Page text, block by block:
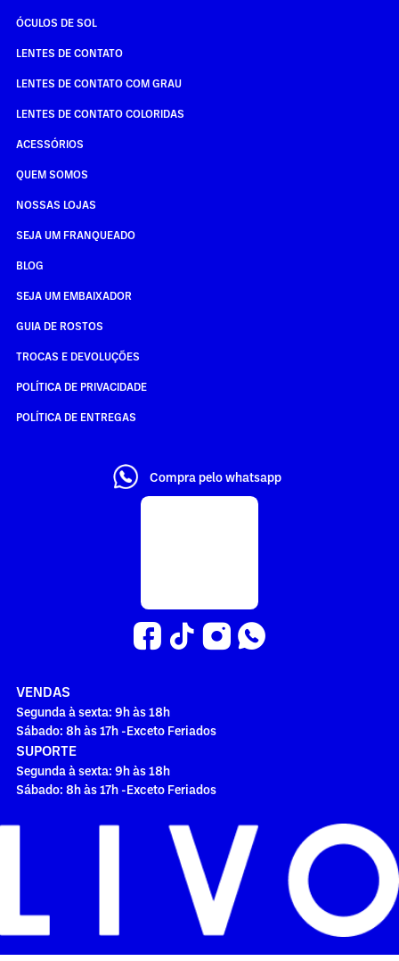
ÓCULOS DE SOL
LENTES DE CONTATO
LENTES DE CONTATO COM GRAU
LENTES DE CONTATO COLORIDAS
ACESSÓRIOS
QUEM SOMOS
NOSSAS LOJAS
SEJA UM FRANQUEADO
BLOG
SEJA UM EMBAIXADOR
GUIA DE ROSTOS
TROCAS E DEVOLUÇÕES
POLÍTICA DE PRIVACIDADE
POLÍTICA DE ENTREGAS
Compra pelo whatsapp
VENDAS
Segunda à sexta: 9h às 18h
Sábado: 8h às 17h -Exceto Feriados
SUPORTE
Segunda à sexta: 9h às 18h
Sábado: 8h às 17h -Exceto Feriados